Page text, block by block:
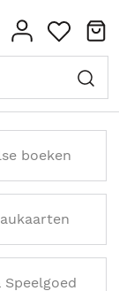
boeken
Speelgoed